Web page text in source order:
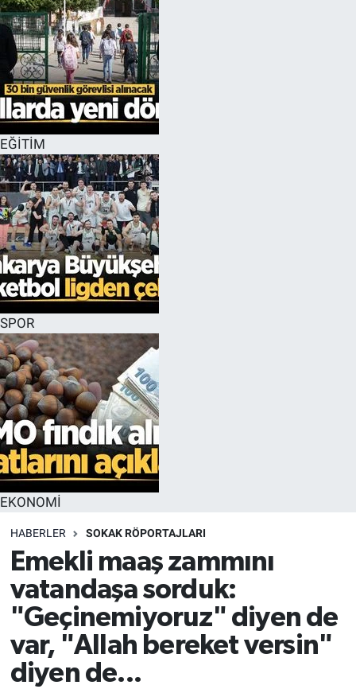
EĞİTİM
SPOR
EKONOMİ
HABERLER SOKAK RÖPORTAJLARI
Emekli maaş zammını
vatandaşa sorduk:
"Geçinemiyoruz" diyen de
var, "Allah bereket versin"
diyen de...